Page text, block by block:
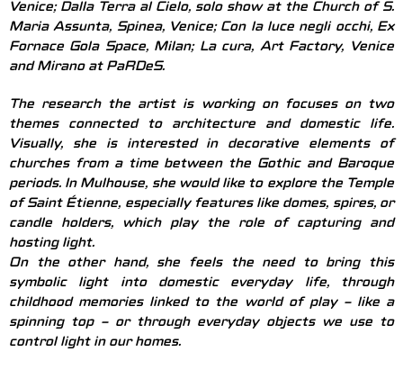
Venice; Dalla Terra al Cielo, solo show at the Church of S.
Maria Assunta, Spinea, Venice; Con la luce negli occhi, Ex
Fornace Gola Space, Milan; La cura, Art Factory, Venice
and Mirano at PaRDeS.
The research the artist is working on focuses on two
themes connected to architecture and domestic life.
Visually, she is interested in decorative elements of
churches from a time between the Gothic and Baroque
periods. In Mulhouse, she would like to explore the Temple
of Saint Étienne, especially features like domes, spires, or
candle holders, which play the role of capturing and
hosting light.
On the other hand, she feels the need to bring this
symbolic light into domestic everyday life, through
childhood memories linked to the world of play – like a
spinning top – or through everyday objects we use to
control light in our homes.